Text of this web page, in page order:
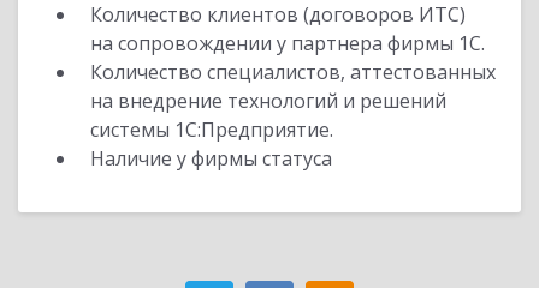
Количество клиентов (договоров ИТС)
на сопровождении у партнера фирмы 1С.
Количество специалистов, аттестованных
на внедрение технологий и решений
системы 1С:Предприятие.
Наличие у фирмы статуса